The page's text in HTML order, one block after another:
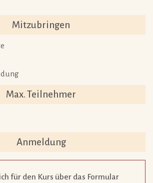
Mitzubringen
Max. Teilnehmer
Anmeldung
für den Kurs über das Formular